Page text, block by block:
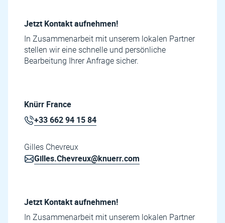
Jetzt Kontakt aufnehmen!
In Zusammenarbeit mit unserem lokalen Partner
stellen wir eine schnelle und persönliche
Bearbeitung Ihrer Anfrage sicher.
Knürr France
+33 662 94 15 84
Gilles Chevreux
Gilles.Chevreux@knuerr.com
Jetzt Kontakt aufnehmen!
In Zusammenarbeit mit unserem lokalen Partner